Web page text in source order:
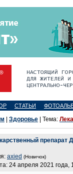
СТАТЬИ
Здоровье | Тема:
препарат
axied (Новичок)
24 апреля 2021 года,